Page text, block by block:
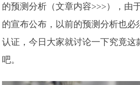
的预测分析（文章内容>>>），由
的宣布公布，以前的预测分析也必
认证，今日大家就讨论一下究竟这
吧。